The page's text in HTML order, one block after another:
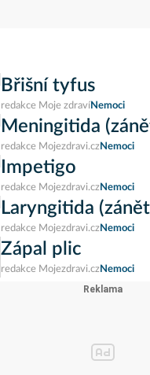
Břišní tyfus
redakce Moje zdravíNemoci
Meningitida
redakce Mojezdravi.czNemoci
Impetigo
redakce Mojezdravi.czNemoci
Laryngitida
redakce Mojezdravi.czNemoci
Zápal plic
redakce Mojezdravi.czNemoci